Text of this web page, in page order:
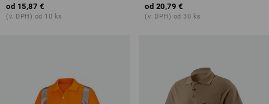
od 15,87 €
(v. DPH) od 10 ks
od 20,79 €
(v. DPH) od 30 ks